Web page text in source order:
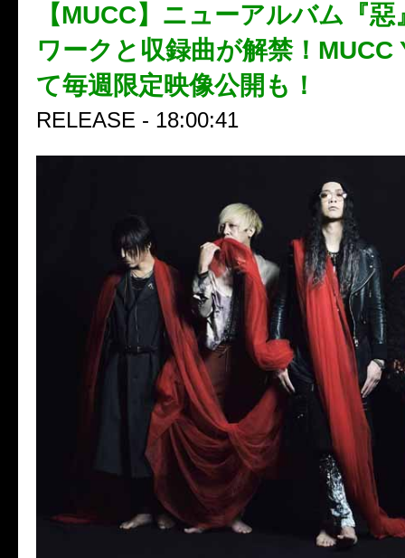
【MUCC】ニューアルバム『
ワークと収録曲が解禁！MUCC
て毎週限定映像公開も！
RELEASE - 18:00:41